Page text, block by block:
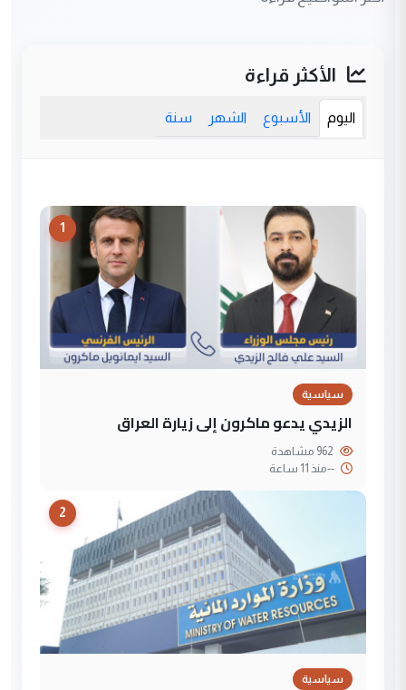
الأكثر قراءة
اليوم الأسبوع الشهر سنة
1
سياسية
الزيدي يدعو ماكرون إلى زيارة العراق
--منذ 11 ساعة
2
سياسية